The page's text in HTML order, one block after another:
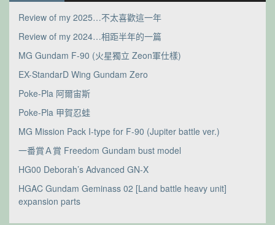
Review of my 2025…不太喜歡這一年
Review of my 2024…相距半年的一篇
MG Gundam F-90 (火星獨立 Zeon軍仕樣)
EX-StandarD Wing Gundam Zero
Poke-Pla 阿爾宙斯
Poke-Pla 甲賀忍蛙
MG Mission Pack I-type for F-90 (Jupiter battle ver.)
一番賞Ａ賞 Freedom Gundam bust model
HG00 Deborah’s Advanced GN-X
HGAC Gundam Geminass 02 [Land battle heavy unit]
expansion parts